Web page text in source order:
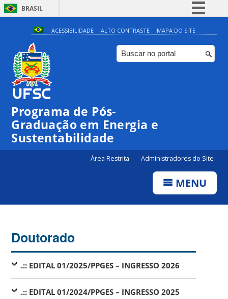
BRASIL
Simplifique!
Comunica BR
Participe
ACESSIBILIDADE ALTO CONTRASTE MAPA DO SITE
Programa de Pós-
Graduação em Energia e
Sustentabilidade
Área Restrita Administradores do Site
MENU
Doutorado
..:: EDITAL 01/2025/PPGES – INGRESSO 2026
..:: EDITAL 01/2024/PPGES – INGRESSO 2025